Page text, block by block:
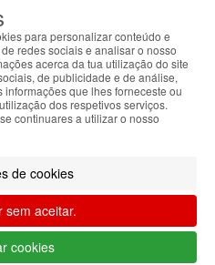
para personalizar conteúdo e
redes sociais e analisar o nosso
acerca da tua utilização do site
de publicidade e de análise,
que lhes forneceste ou
dos respetivos serviços.
continuares a utilizar o nosso
de cookies
sem aceitar.
cookies